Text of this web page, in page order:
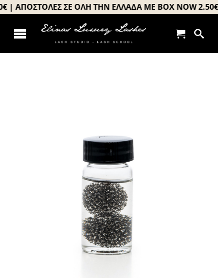
Μετάβαση
στο
περιεχόμενο
ΑΠΟΣΤΟΛΕΣ ΣΕ ΟΛΗ ΤΗΝ ΕΛΛΑΔΑ ΜΕ BOX NOW
Toggle
Αρχική
Book your appointment